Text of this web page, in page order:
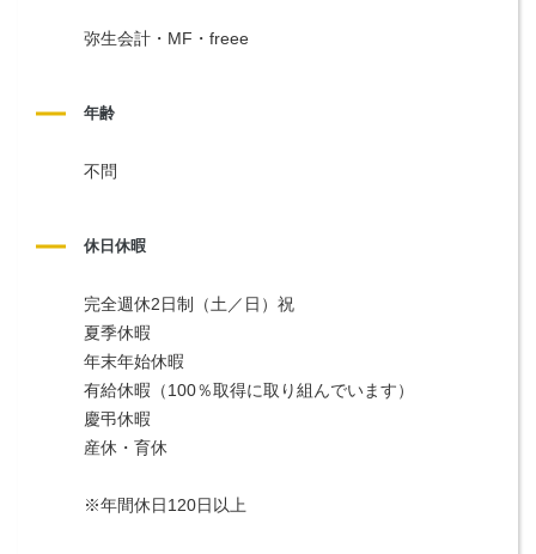
弥生会計・MF・freee
年齢
不問
休日休暇
完全週休2日制（土／日）祝
夏季休暇
年末年始休暇
有給休暇（100％取得に取り組んでいます）
慶弔休暇
産休・育休
※年間休日120日以上